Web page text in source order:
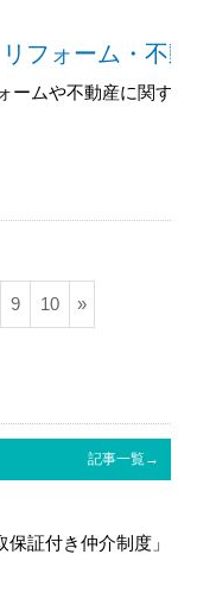
フォーム・不
ームや不動産に関す
9 10 »
記事一覧→
保証付き仲介制度」